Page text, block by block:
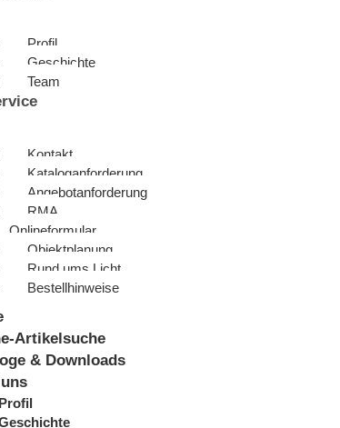
Profil
Geschichte
Team
Kontakt
Kataloganforderung
Angebotanforderung
RMA
Onlineformular
Objektplanung
Rund ums Licht
Bestellhinweise
Artikelsuche
& Downloads
Profil